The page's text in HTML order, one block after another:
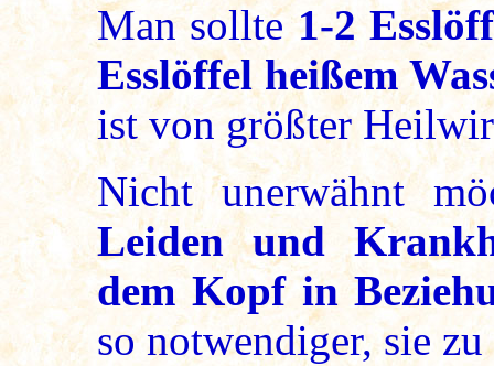
Man sollte1-2
Esslöffel heißem
ist von größter
Nicht unerwähnt
Leiden und
dem Kopf in
so notwendiger, sie